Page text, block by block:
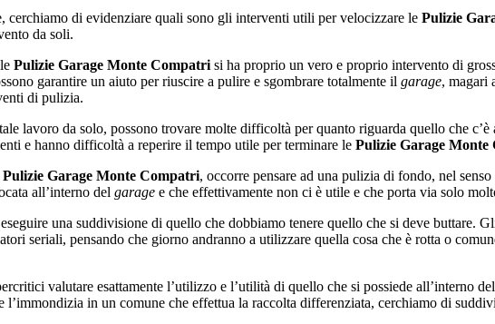
cerchiamo di evidenziare quali sono gli interventi utili per velocizzare le Pulizie
da soli.
Pulizie Garage Monte Compatri si ha proprio un vero e proprio intervento di
garantire un aiuto per riuscire a pulire e sgombrare totalmente il garage, magari
di pulizia.
lavoro da solo, possono trovare molte difficoltà per quanto riguarda quello che
e hanno difficoltà a reperire il tempo utile per terminare le Pulizie Garage Monte
Pulizie Garage Monte Compatri, occorre pensare ad una pulizia di fondo, nel
all’interno del garage e che effettivamente non ci è utile e che porta via solo
una suddivisione di quello che dobbiamo tenere quello che si deve buttare.
seriali, pensando che giorno andranno a utilizzare quella cosa che è rotta o
valutare esattamente l’utilizzo e l’utilità di quello che si possiede all’interno del
in un comune che effettua la raccolta differenziata, cerchiamo di